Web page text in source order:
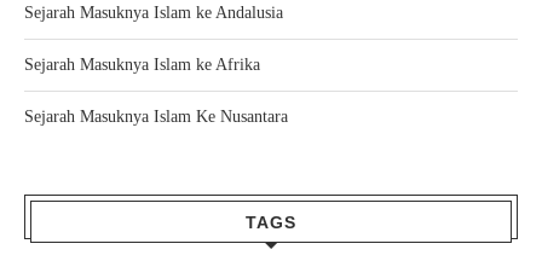
Sejarah Masuknya Islam ke Andalusia
Sejarah Masuknya Islam ke Afrika
Sejarah Masuknya Islam Ke Nusantara
TAGS